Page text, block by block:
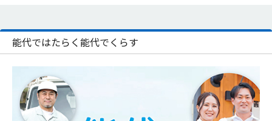
能代ではたらく能代でくらす